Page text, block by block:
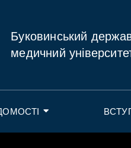
Буковинський
медичний